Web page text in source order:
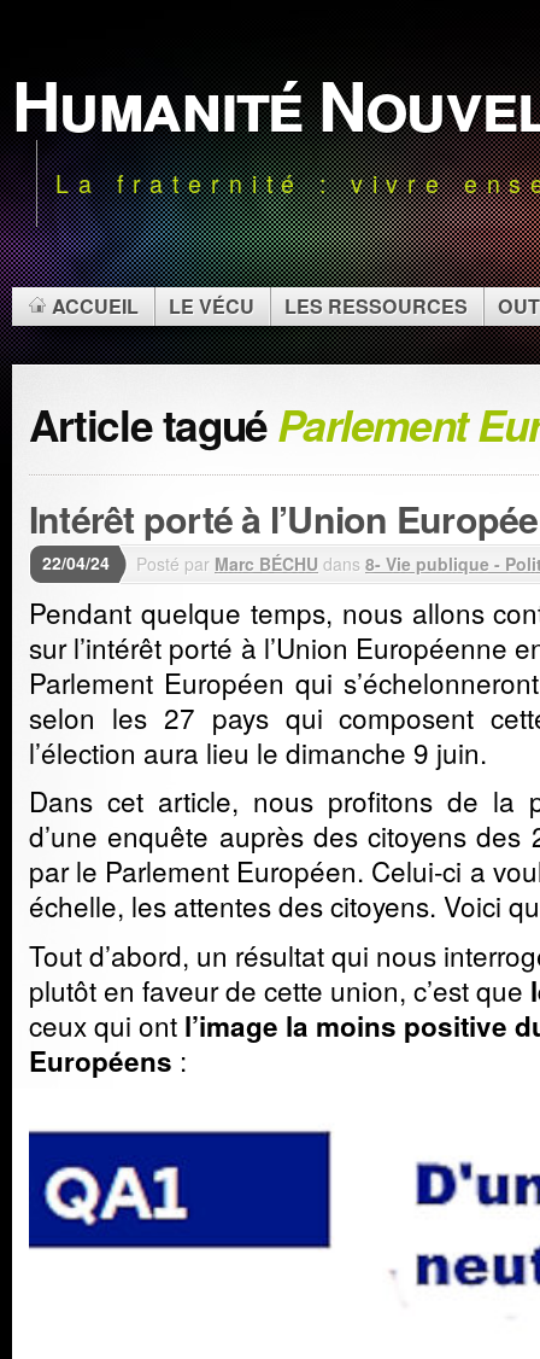
Humanité
La fraternité : vivre
ACCUEIL LE VÉCU LES RESSOURCES
Article taguéParlement
Intérêt porté à l’Union
22/04/24 Posté par Marc BÉCHU dans 8- Vie publique -
Pendant quelque temps, nous allons
sur l’intérêt porté à l’Union Européenne
Parlement Européen qui
selon les 27 pays qui composent
l’élection aura lieu le dimanche 9 juin.
Dans cet article, nous profitons de la
d’une enquête auprès des citoyens des
par le Parlement Européen. Celui-ci a
échelle, les attentes des citoyens. Voici
Tout d’abord, un résultat qui nous
plutôt en faveur de cette union, c’est que
ceux qui ont l’image la moins positive
Européens :